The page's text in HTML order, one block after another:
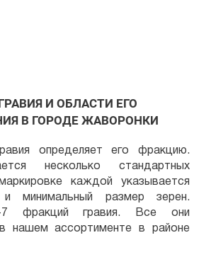
И ОБЛАСТИ ЕГО
В ГОРОДЕ ЖАВОРОНКИ
определяет его фракцию.
несколько стандартных
каждой указывается
и минимальный размер зерен.
7 фракций гравия. Все они
нашем ассортименте в районе